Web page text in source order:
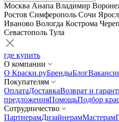
Москва Анапа Владимир
Ростов Симферополь Сочи
Иваново Вологда Кострома
Севастополь Тула
где купить
О компании
О Краски.руБрендыБлог
Покупателям
ОплатаДоставкаВозврат и
предложенияПомощьПодбор
Сотрудничество
ПартнерамДизайнерамМастерам